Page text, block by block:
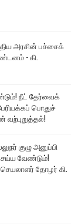
அரசின் பச்சைக்
- கி.
நீட் தேர்வைக்
பொதுச்
குழு அனுப்பி
வேண்டும்!
செயலாளர் தோழர் கி.